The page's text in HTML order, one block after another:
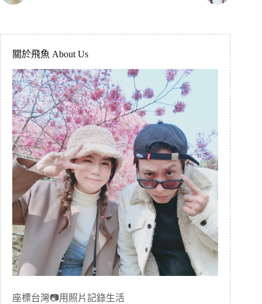
關於飛魚 About Us
座標台灣📷用照片記錄生活